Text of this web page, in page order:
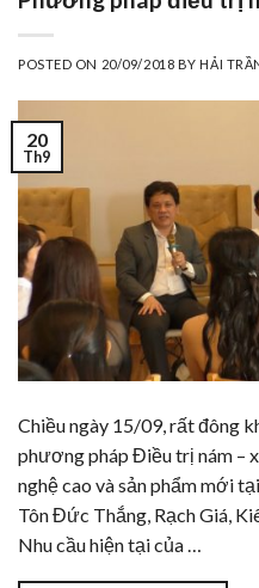
POSTED ON 20/09/2018 BYHẢI
20
Th9
Chiều ngày 15/09, rất đông
phương pháp Điều trị nám –
nghệ cao và sản phẩm mới
Tôn Đức Thắng, Rạch Giá,
Nhu cầu hiện tại của …